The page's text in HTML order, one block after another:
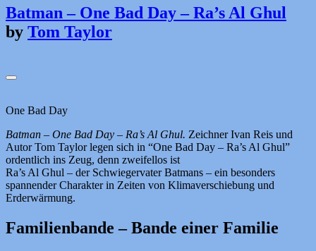
Batman – One Bad Day – Ra’s Al Ghul
by Tom Taylor
One Bad Day
Batman – One Bad Day – Ra’s Al Ghul. Zeichner Ivan Reis und
Autor Tom Taylor legen sich in “One Bad Day – Ra’s Al Ghul”
ordentlich ins Zeug, denn zweifellos ist
Ra’s Al Ghul – der Schwiegervater Batmans – ein besonders
spannender Charakter in Zeiten von Klimaverschiebung und
Erderwärmung.
Familienbande – Bande einer Familie